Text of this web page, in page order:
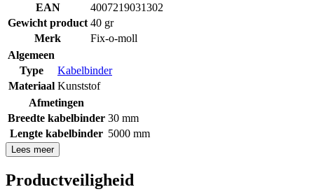
EAN
4007219031302
Gewicht product 40 gr
Merk
Fix-o-moll
Algemeen
Type
Kabelbinder
Materiaal Kunststof
Afmetingen
Breedte kabelbinder 30 mm
Lengte kabelbinder 5000 mm
Lees meer
Productveiligheid